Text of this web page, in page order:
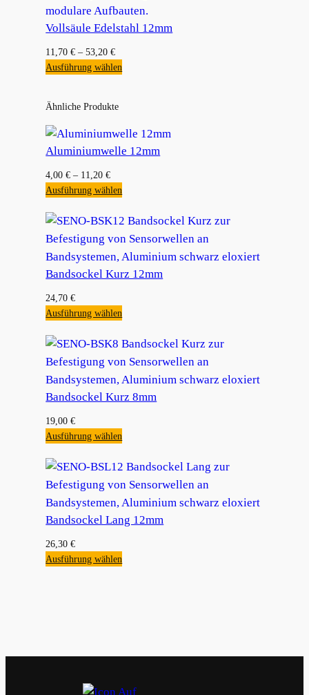
Vollsäule Edelstahl 12mm
11,70€ –53,20€
Ausführung wählen
Ähnliche Produkte
Aluminiumwelle 12mm
4,00€ – 11,20€
Ausführung wählen
Bandsockel Kurz 12mm
24,70€
Ausführung wählen
Bandsockel Kurz 8mm
19,00€
Ausführung wählen
Bandsockel Lang 12mm
26,30€
Ausführung wählen